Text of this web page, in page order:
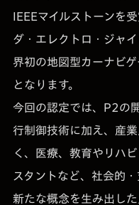
IEEEマイルストーンを
ダ・エレクトロ・ジャ
界初の地図型カーナビ
となります。
今回の認定では、P2の
行制御技術に加え、産
く、医療、教育やリハ
スタントなど、社会的
新たな概念を生み出し